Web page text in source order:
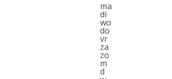
ma
di
wo
do
vr
za
zo
m
d